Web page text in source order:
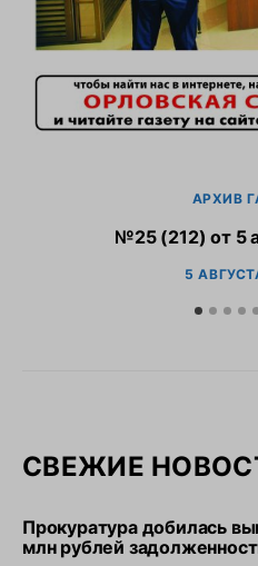
АРХИВ
№25 (212) от 5
5
СВЕЖИЕ
Прокуратура добилась
млн рублей